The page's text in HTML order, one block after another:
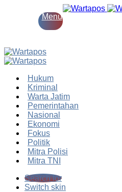
Menu
Hukum
Kriminal
Warta Jatim
Pemerintahan
Nasional
Ekonomi
Fokus
Politik
Mitra Polisi
Mitra TNI
Search for
Switch skin